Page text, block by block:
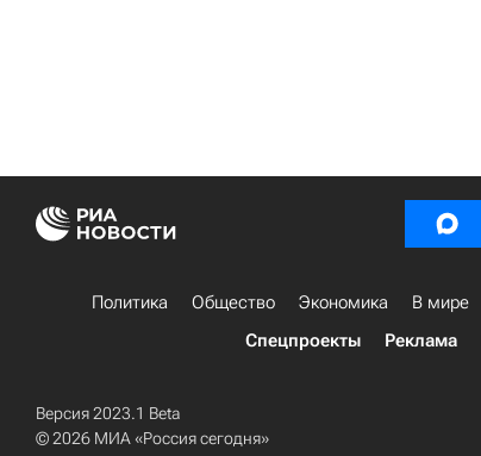
Политика Общество Экономика В мире
Спецпроекты
Реклама
Версия 2023.1 Beta
© 2026 МИА «Россия сегодня»